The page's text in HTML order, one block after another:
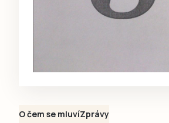
O čem se mluvíZprávy